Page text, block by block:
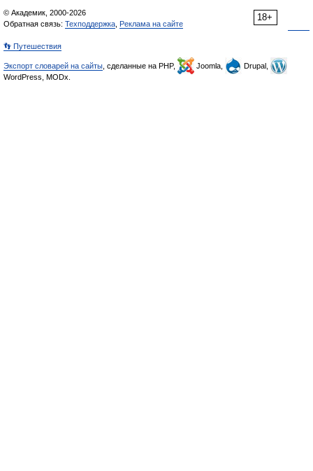
18+
© Академик, 2000-2026
Обратная связь: Техподдержка Реклама на сайте
👣 Путешествия
Экспорт словарей на сайты , сделанные на PHP, Joomla,
Drupal,
WordPress, MODx.